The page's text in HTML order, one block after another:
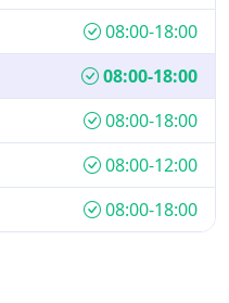
08:00-18:00
08:00-18:00
08:00-18:00
08:00-12:00
08:00-18:00